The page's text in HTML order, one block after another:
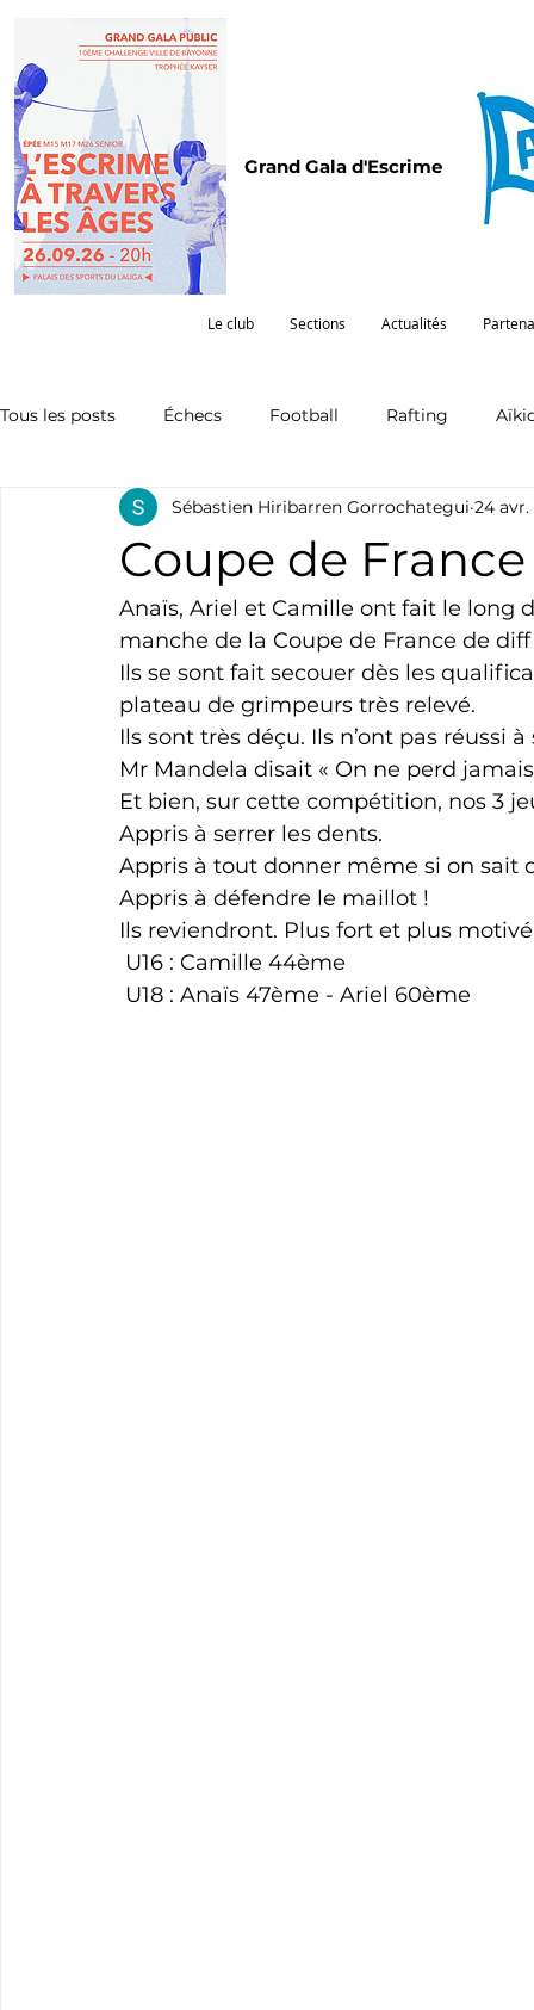
Grand Gala d'Escrime
Le club Sections Actualités
Tous les posts Échecs Football Rafting
Omnisports Partenariat Pelote Pentathlon
Natation Tennis Triathlon
Cyclotourisme Surf Basket
Coupe de
Sébastien Hiribarren Gorrochategui 24 avr.
Anaïs, Ariel et Camille ont fait le long
manche de la Coupe de France de
Ils se sont fait secouer dès les
plateau de grimpeurs très relevé.
Ils sont très déçu. Ils n’ont pas réussi
Mr Mandela disait « On ne perd
Et bien, sur cette compétition, nos 3
Appris à serrer les dents.
Appris à tout donner même si on sait
Appris à défendre le maillot !
Ils reviendront. Plus fort et plus
U16 : Camille 44ème
U18 : Anaïs 47ème - Ariel 60ème